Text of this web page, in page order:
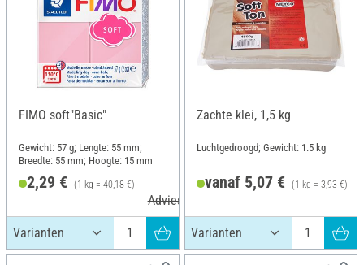
FIMO soft"Basic"
Gewicht: 57 g; Lengte: 55 mm;
Breedte: 55 mm; Hoogte: 15 mm
2,29 € (1 kg = 40,18 €)
Adviesprijs 3,60 €
Zachte klei, 1,5 kg
Luchtgedroogd; Gewicht: 1.5 kg
vanaf 5,07 € (1 kg = 3,93 €)